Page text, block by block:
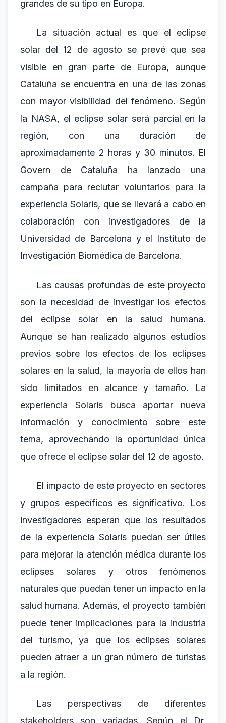
grandes de su tipo en Europa.
La situación actual es que el eclipse
solar del 12 de agosto se prevé que sea
visible en gran parte de Europa, aunque
Cataluña se encuentra en una de las zonas
con mayor visibilidad del fenómeno. Según
la NASA, el eclipse solar será parcial en la
región, con una duración de
aproximadamente 2 horas y 30 minutos. El
Govern de Cataluña ha lanzado una
campaña para reclutar voluntarios para la
experiencia Solaris, que se llevará a cabo en
colaboración con investigadores de la
Universidad de Barcelona y el Instituto de
Investigación Biomédica de Barcelona.
Las causas profundas de este proyecto
son la necesidad de investigar los efectos
del eclipse solar en la salud humana.
Aunque se han realizado algunos estudios
previos sobre los efectos de los eclipses
solares en la salud, la mayoría de ellos han
sido limitados en alcance y tamaño. La
experiencia Solaris busca aportar nueva
información y conocimiento sobre este
tema, aprovechando la oportunidad única
que ofrece el eclipse solar del 12 de agosto.
El impacto de este proyecto en sectores
y grupos específicos es significativo. Los
investigadores esperan que los resultados
de la experiencia Solaris puedan ser útiles
para mejorar la atención médica durante los
eclipses solares y otros fenómenos
naturales que puedan tener un impacto en la
salud humana. Además, el proyecto también
puede tener implicaciones para la industria
del turismo, ya que los eclipses solares
pueden atraer a un gran número de turistas
a la región.
Las perspectivas de diferentes
stakeholders son variadas. Según el Dr.